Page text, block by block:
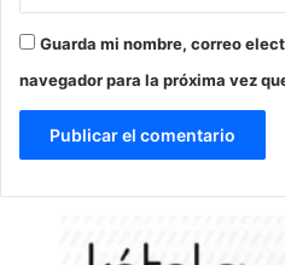
Guarda mi nombre, correo
navegador para la próxima vez